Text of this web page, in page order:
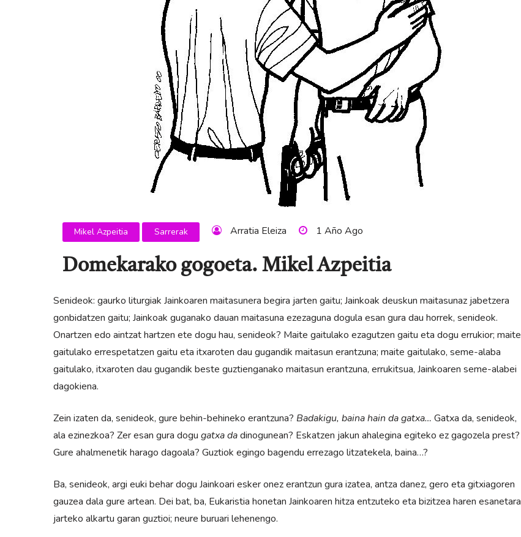
Mikel Azpeitia Sarrerak Arratia Eleiza 1 Año Ago
Domekarako gogoeta. Mikel Azpeitia
Senideok: gaurko liturgiak Jainkoaren maitasunera begira jarten gaitu; Jainkoak deuskun maitasunaz jabetzera
gonbidatzen gaitu; Jainkoak guganako dauan maitasuna ezezaguna dogula esan gura dau horrek, senideok.
Onartzen edo aintzat hartzen ete dogu hau, senideok? Maite gaitulako ezagutzen gaitu eta dogu errukior; maite
gaitulako errespetatzen gaitu eta itxaroten dau gugandik maitasun erantzuna; maite gaitulako, seme-alaba
gaitulako, itxaroten dau gugandik beste guztienganako maitasun erantzuna, errukitsua, Jainkoaren seme-alabei
dagokiena.
Zein izaten da, senideok, gure behin-behineko erantzuna? Badakigu, baina hain da gatxa… Gatxa da, senideok,
ala ezinezkoa? Zer esan gura dogu gatxa dadinogunean? Eskatzen jakun ahalegina egiteko ez gagozela prest?
Gure ahalmenetik harago dagoala? Guztiok egingo bagendu errezago litzatekela, baina…?
Ba, senideok, argi euki behar dogu Jainkoari esker onez erantzun gura izatea, antza danez, gero eta gitxiagoren
gauzea dala gure artean. Dei bat, ba, Eukaristia honetan Jainkoaren hitza entzuteko eta bizitzea haren esanetara
jarteko alkartu garan guztioi; neure buruari lehenengo.